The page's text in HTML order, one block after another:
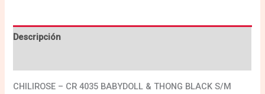
Descripción
CHILIROSE – CR 4035 BABYDOLL & THONG BLACK S/M